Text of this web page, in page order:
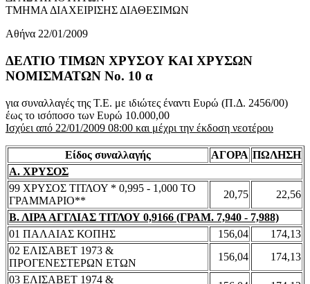
ΤΜΗΜΑ ΔΙΑΧΕΙΡΙΣΗΣ ΔΙΑΘΕΣΙΜΩΝ
Αθήνα 22/01/2009
ΔΕΛΤΙΟ ΤΙΜΩΝ ΧΡΥΣΟΥ ΚΑΙ ΧΡΥΣΩΝ
ΝΟΜΙΣΜΑΤΩΝ No. 10 α
για συναλλαγές της Τ.Ε. με ιδιώτες έναντι Ευρώ (Π.Δ. 2456/00)
έως το ισόποσο των Ευρώ 10.000,00
Ισχύει από 22/01/2009 08:00 και μέχρι την έκδοση νεοτέρου
Είδος συναλλαγής ΑΓΟΡΑ ΠΩΛΗΣΗ
Α. ΧΡΥΣΟΣ
99 ΧΡΥΣΟΣ ΤΙΤΛΟΥ * 0,995 - 1,000 ΤΟ
ΓΡΑΜΜΑΡΙΟ**
20,75
22,56
Β. ΛΙΡΑ ΑΓΓΛΙΑΣ ΤΙΤΛΟΥ 0,9166 (ΓΡΑΜ. 7,940 - 7,988)
01 ΠΑΛΑΙΑΣ ΚΟΠΗΣ
156,04
174,13
02 ΕΛΙΣΑΒΕΤ 1973 &
ΠΡΟΓΕΝΕΣΤΕΡΩΝ ΕΤΩΝ
156,04
174,13
03 ΕΛΙΣΑΒΕΤ 1974 &